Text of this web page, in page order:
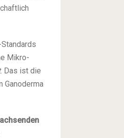
Mikro-
. Das ist die
Ganoderma